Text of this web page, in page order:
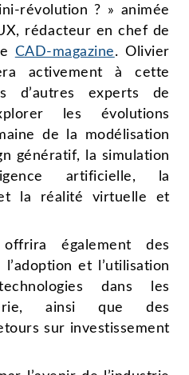
révolution ? » animée
rédacteur en chef de
CAD-magazine. Olivier
activement à cette
d’autres experts de
les évolutions
de la modélisation
génératif, la simulation
artificielle, la
la réalité virtuelle et
également des
et l’utilisation
dans les
ainsi que des
sur investissement